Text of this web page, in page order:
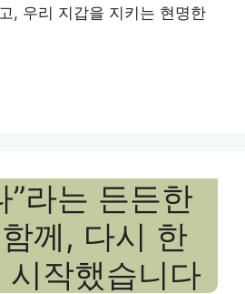
, 우리 지갑을 지키는 현명한
”라는 든든한
께, 다시 한
시작했습니다